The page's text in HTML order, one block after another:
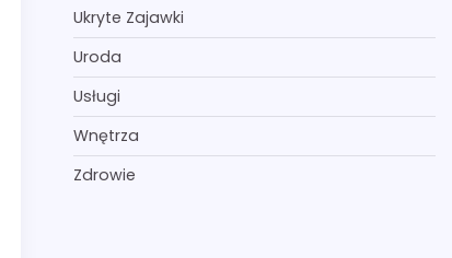
Ukryte Zajawki
Uroda
Usługi
Wnętrza
Zdrowie